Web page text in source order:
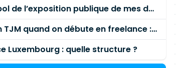
Ras-le-bol de l’exposition publique de mes données personnelles liées à mon entreprise
Fixer son TJM quand on débute en freelance : la méthode mathématique (et pas au feeling) 🛑
Luxembourg : quelle structure ?